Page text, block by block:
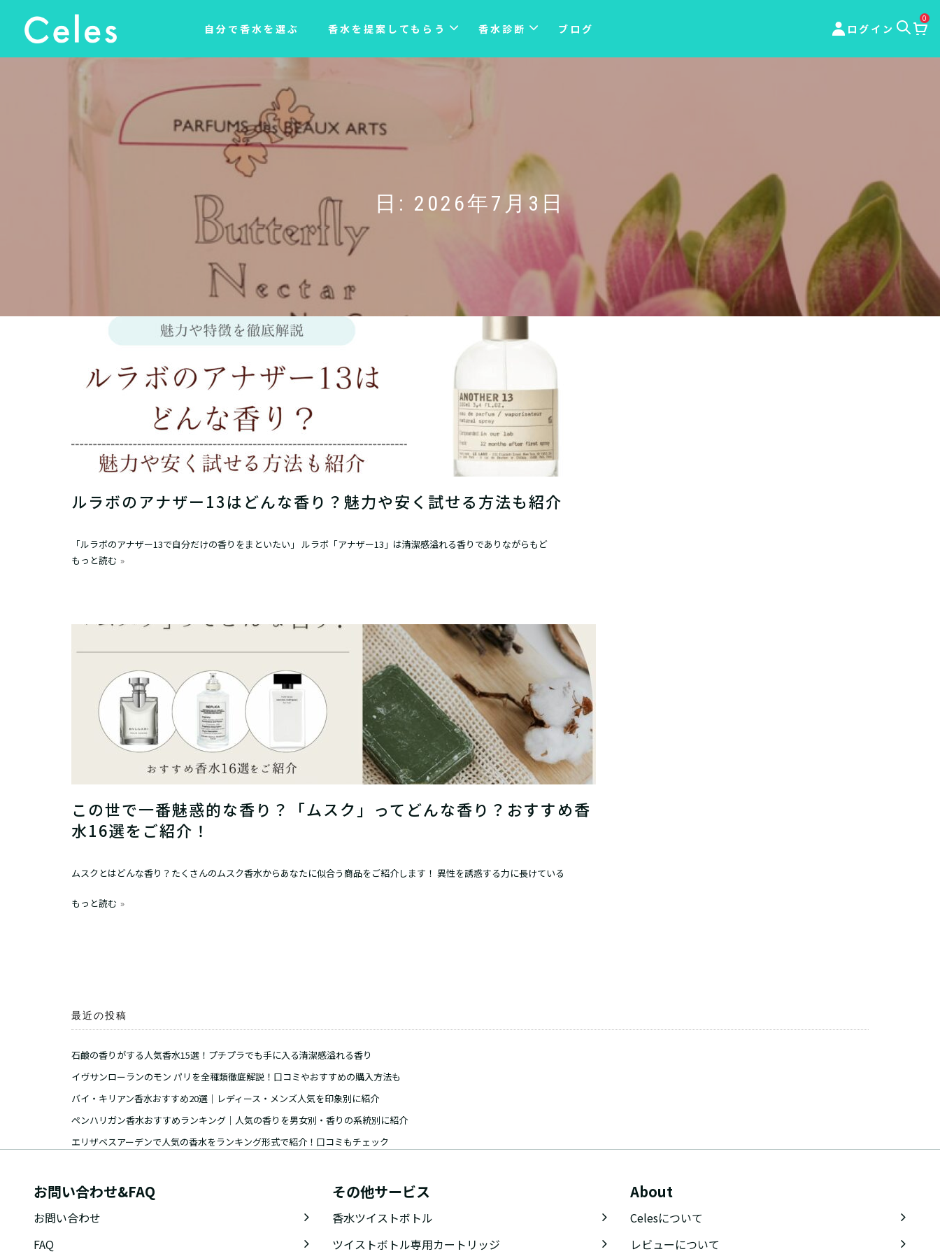
自分で香水を選ぶ 香水を提案してもらう 香水診断 ブログ ログイン
0
日: 2026年7月3日
ルラボのアナザー13はどんな香り？魅力や安く試せる方法も紹介
「ルラボのアナザー13で自分だけの香りをまといたい」 ルラボ「アナザー13」は清潔感溢れる香りでありながらもど
もっと読む
この世で一番魅惑的な香り？「ムスク」ってどんな香り？おすすめ香
水16選をご紹介！
ムスクとはどんな香り？たくさんのムスク香水からあなたに似合う商品をご紹介します！ 異性を誘惑する力に長けている
もっと読む
最近の投稿
石鹸の香りがする人気香水15選！プチプラでも手に入る清潔感溢れる香り
イヴサンローランのモン パリを全種類徹底解説！口コミやおすすめの購入方法も
バイ・キリアン香水おすすめ20選｜レディース・メンズ人気を印象別に紹介
ペンハリガン香水おすすめランキング｜人気の香りを男女別・香りの系統別に紹介
エリザベスアーデンで人気の香水をランキング形式で紹介！口コミもチェック
お問い合わせ&FAQ
お問い合わせ
FAQ
その他サービス
香水ツイストボトル
ツイストボトル専用カートリッジ
About
Celesについて
レビューについて